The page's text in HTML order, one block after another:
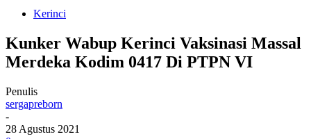
Kerinci
Kunker Wabup Kerinci Vaksinasi Massal
Merdeka Kodim 0417 Di PTPN VI
Penulis
sergapreborn
-
28 Agustus 2021